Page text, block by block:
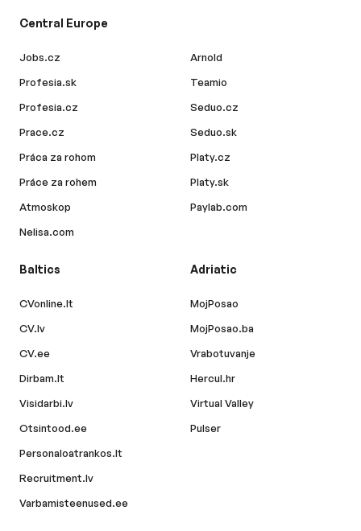
Central Europe
Jobs.cz
Profesia.sk
Profesia.cz
Prace.cz
Práca za rohom
Práce za rohem
Atmoskop
Nelisa.com
Arnold
Teamio
Seduo.cz
Seduo.sk
Platy.cz
Platy.sk
Paylab.com
Baltics
CVonline.lt
CV.lv
CV.ee
Dirbam.lt
Visidarbi.lv
Otsintood.ee
Personaloatrankos.lt
Recruitment.lv
Varbamisteenused.ee
Adriatic
MojPosao
MojPosao.ba
Vrabotuvanje
Hercul.hr
Virtual Valley
Pulser